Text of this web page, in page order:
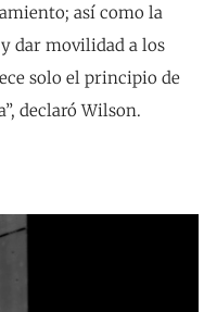
así como la
dar movilidad a los
solo el principio de
declaró Wilson.